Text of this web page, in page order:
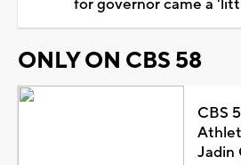
for governor came a
ONLY ON CBS 58
CBS
Jadin